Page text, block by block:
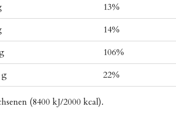
13%
14%
106%
g 22%
(8400 kJ/2000 kcal).